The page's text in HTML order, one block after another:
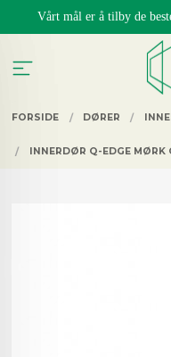
Vårt mål er å tilby de
FORSIDE DØRER
INNERDØR Q-EDGE MØRK